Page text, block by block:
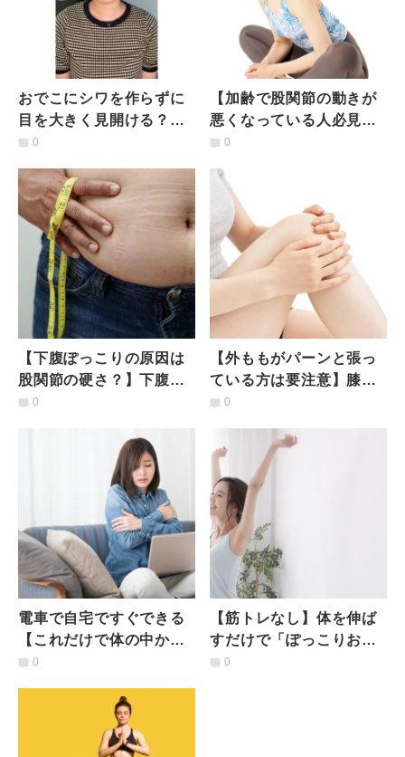
おでこにシワを作らずに
目を大きく見開ける？で
きない人はやってみて！
筋トレ
0
【加齢で股関節の動きが
悪くなっている人必見】
簡単なのに効果大「ガチ
ッチ」
0
【下腹ぽっこりの原因は
股関節の硬さ？】下腹ぽ
っこりを改善！寝たまま
0
【外ももがパーンと張っ
ている方は要注意】膝の
痛みの原因と膝のねじれ
ス
0
電車で自宅ですぐできる
【これだけで体の中から
ポカポカ！】冷え性改善
0
【筋トレなし】体を伸ば
すだけで「ぽっこりお
腹・脇腹・腰の浮き輪
0